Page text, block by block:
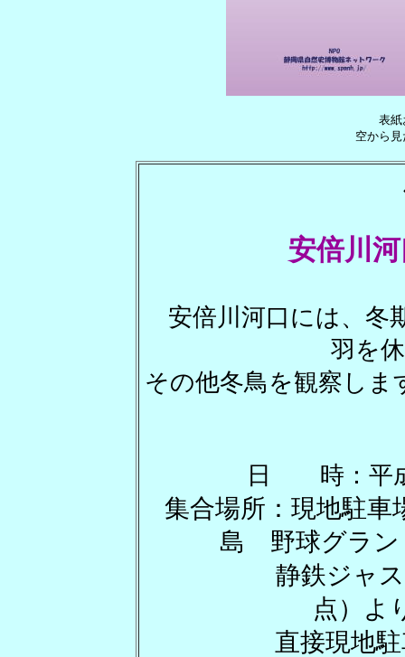
表紙
空から
安倍川
安倍川河口には、冬
羽を
その他冬鳥を観察し
日 時：平成
集合場所：現地駐車
島 野球グラン
静鉄ジャスト
点）よ
直接現地駐車場